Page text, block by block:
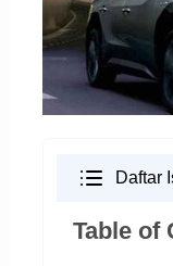
Daftar
Table of